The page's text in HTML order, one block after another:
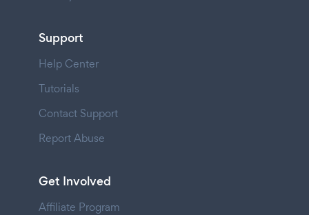
Support
Help Center
Tutorials
Contact Support
Report Abuse
Get Involved
Affiliate Program